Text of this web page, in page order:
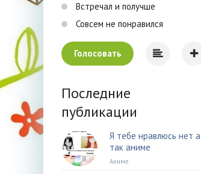
Встречал и получше
Совсем не понравился
Голосовать
Последние
публикации
Я тебе нравлюсь нет а
так аниме
Аниме